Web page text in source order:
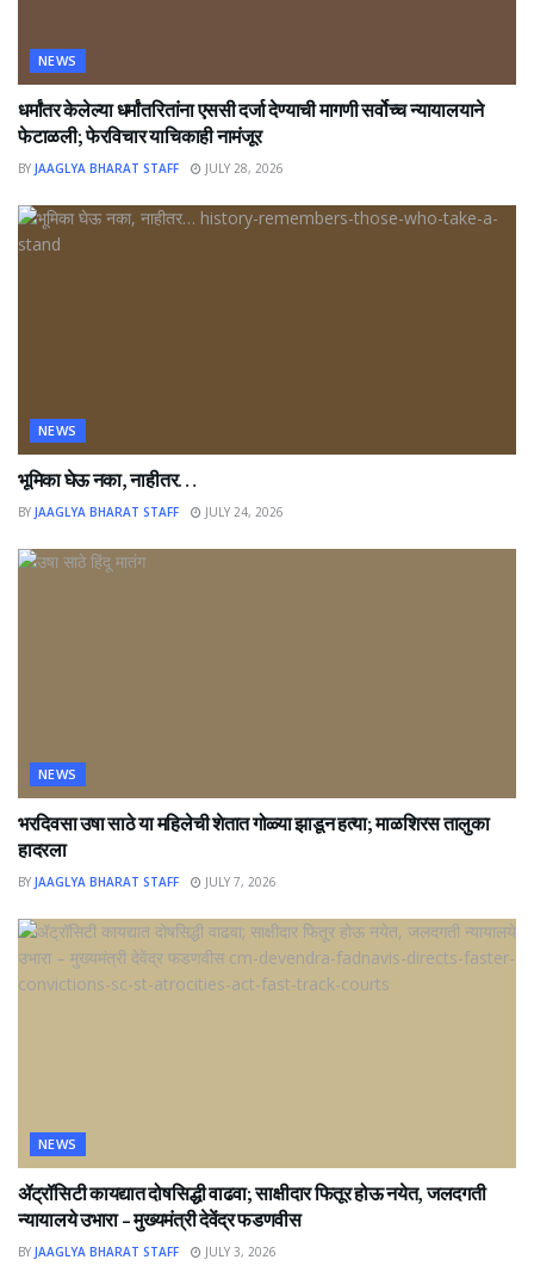
NEWS
धर्मांतर केलेल्या धर्मांतरितांना एससी दर्जा देण्याची मागणी सर्वोच्च न्यायालयाने
फेटाळली; फेरविचार याचिकाही नामंजूर
BY JAAGLYA BHARAT STAFF JULY 28, 2026
NEWS
भूमिका घेऊ नका, नाहीतर…
BY JAAGLYA BHARAT STAFF JULY 24, 2026
NEWS
भरदिवसा उषा साठे या महिलेची शेतात गोळ्या झाडून हत्या; माळशिरस तालुका
हादरला
BY JAAGLYA BHARAT STAFF JULY 7, 2026
NEWS
ॲट्रॉसिटी कायद्यात दोषसिद्धी वाढवा; साक्षीदार फितूर होऊ नयेत, जलदगती
न्यायालये उभारा – मुख्यमंत्री देवेंद्र फडणवीस
BY JAAGLYA BHARAT STAFF JULY 3, 2026